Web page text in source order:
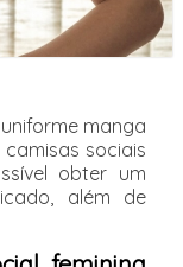
manga
sociais
obter um
além de